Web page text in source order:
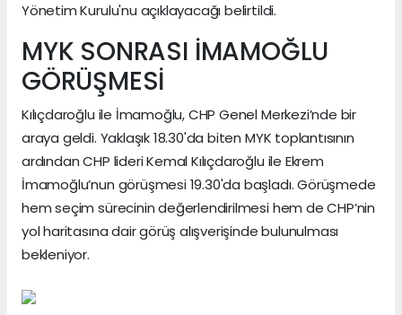
Yönetim Kurulu'nu açıklayacağı belirtildi.
MYK SONRASI İMAMOĞLU
GÖRÜŞMESİ
Kılıçdaroğlu ile İmamoğlu, CHP Genel Merkezi’nde bir
araya geldi. Yaklaşık 18.30'da biten MYK toplantısının
ardından CHP lideri Kemal Kılıçdaroğlu ile Ekrem
İmamoğlu’nun görüşmesi 19.30'da başladı. Görüşmede
hem seçim sürecinin değerlendirilmesi hem de CHP’nin
yol haritasına dair görüş alışverişinde bulunulması
bekleniyor.